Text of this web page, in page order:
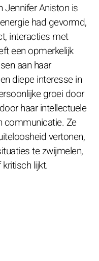
Jennifer Aniston is
had gevormd,
interacties met
een opmerkelijk
aan haar
diepe interesse in
groei door
haar intellectuele
communicatie. Ze
vertonen,
te zwijmelen,
lijkt.